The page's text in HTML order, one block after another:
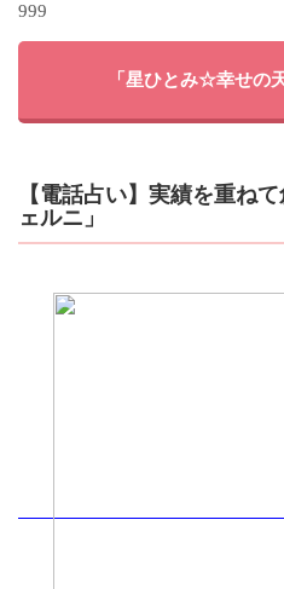
999
「星ひとみ☆幸せの
【電話占い】実績を重ね
ェルニ」